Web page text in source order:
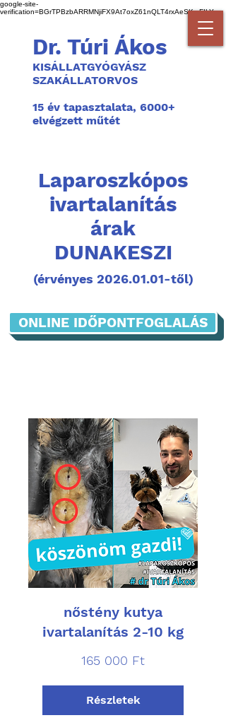
google-site-
verification=BGrTPBzbARRMNjiFX9At7oxZ61nQLT4rxAeSKmFILYg
Dr. Túri Ákos
KISÁLLATGYÓGYÁSZ
SZAKÁLLATORVOS
15 év tapasztalata, 6000+
elvégzett műtét
Laparoszkópos
ivartalanítás
árak
DUNAKESZI
(érvényes 2026.01.01-től)
ONLINE IDŐPONTFOGLALÁS
nőstény kutya
ivartalanítás 2-10 kg
165 000 Ft
Részletek